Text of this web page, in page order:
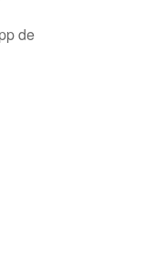
de